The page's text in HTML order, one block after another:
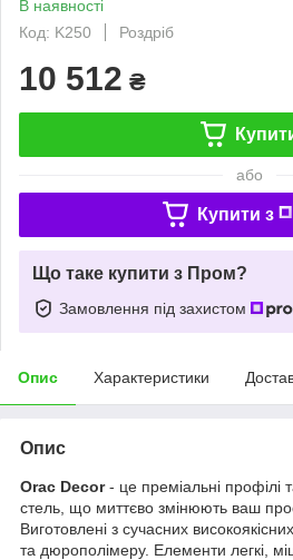
В наявності
Код: K250
Роздріб
10 512 ₴
або
Купити з
Що таке купити з Пром?
Замовлення під захистом
Опис Характеристики
Опис
Orac Decor- це преміальні профілі
стель, що миттєво змінюють ваш
Виготовлені з сучасних
та дюрополімеру. Елементи легкі,